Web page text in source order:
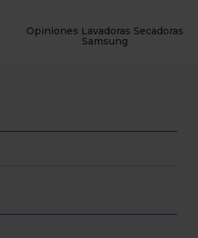
Opiniones Lavadoras Secadoras
Samsung